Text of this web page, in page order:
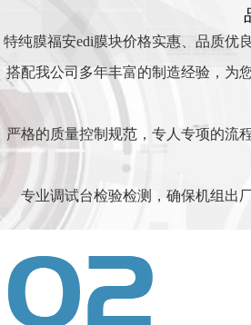
特纯膜福安edi膜块价格实惠、品质优
搭配我公司多年丰富的制造经验，为
严格的质量控制规范，专人专项的流
专业调试台检验检测，确保机组出